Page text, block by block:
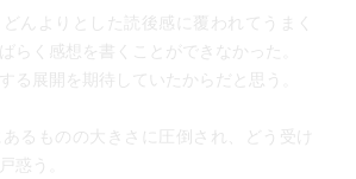
どんよりとした読後感に覆われてうまく
らく感想を書くことができなかった。
る展開を期待していたからだと思う。
あるものの大きさに圧倒され、どう受け
惑う。